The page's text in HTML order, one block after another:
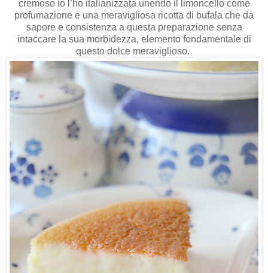
cremoso io l’ho italianizzata unendo il limoncello come
profumazione e una meravigliosa ricotta di bufala che da
sapore e consistenza a questa preparazione senza
intaccare la sua morbidezza, elemento fondamentale di
questo dolce meraviglioso.